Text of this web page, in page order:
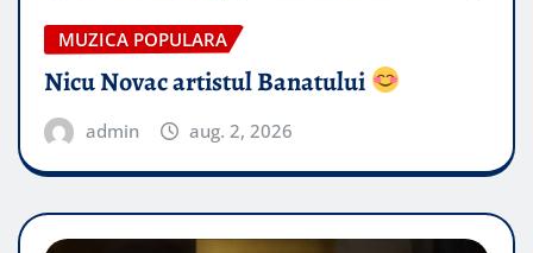
MUZICA POPULARA
Nicu Novac artistul Banatului
admin aug. 2, 2026